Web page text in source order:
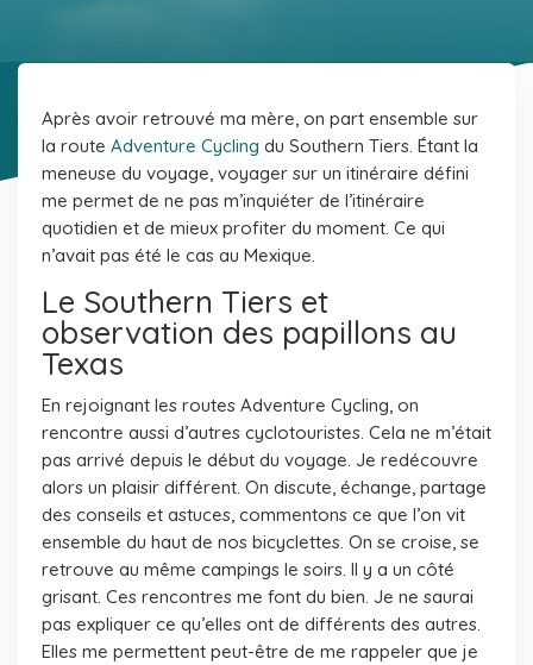
Après avoir retrouvé ma mère, on part ensemble sur
la route Adventure Cycling du Southern Tiers. Étant la
meneuse du voyage, voyager sur un itinéraire défini
me permet de ne pas m’inquiéter de l’itinéraire
quotidien et de mieux profiter du moment. Ce qui
n’avait pas été le cas au Mexique.
Le Southern Tiers et
observation des papillons au
Texas
En rejoignant les routes Adventure Cycling, on
rencontre aussi d’autres cyclotouristes. Cela ne m’était
pas arrivé depuis le début du voyage. Je redécouvre
alors un plaisir différent. On discute, échange, partage
des conseils et astuces, commentons ce que l’on vit
ensemble du haut de nos bicyclettes. On se croise, se
retrouve au même campings le soirs. Il y a un côté
grisant. Ces rencontres me font du bien. Je ne saurai
pas expliquer ce qu’elles ont de différents des autres.
Elles me permettent peut-être de me rappeler que je